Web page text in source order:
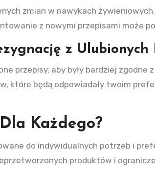
zmian w nawykach
z nowymi przepisami może
z Ulubionych
przepisy, aby były bardziej
które będą odpowiadały twoim
Każdego?
do indywidualnych potrzeb i
produktów i